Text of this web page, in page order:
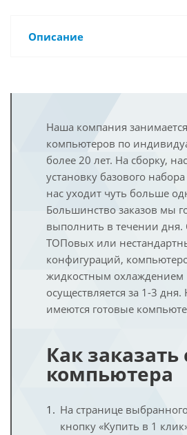
Описание
Наша компания
компьютеров по
более 20 лет. На сборку,
установку базового
нас уходит чуть больше
Большинство заказов мы
выполнить в течении дня.
ТОПовых или
конфигураций,
жидкостным охлаждением
осуществляется за 1-3 дня.
имеются готовые
Как заказать
компьютера
На странице
кнопку «Купить в 1